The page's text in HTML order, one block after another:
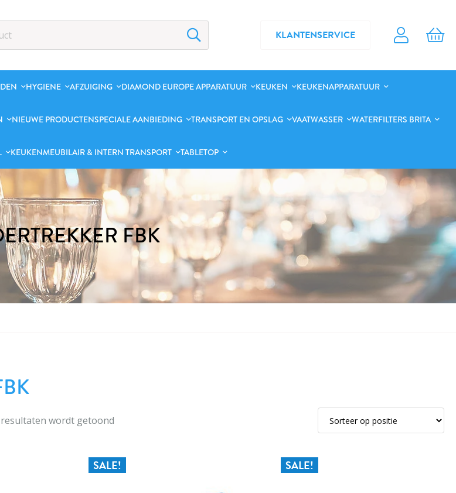
KLANTENSERVICE
HYGIENE AFZUIGING DIAMOND EUROPE APPARATUUR KEUKEN KEUKENAPPARATUUR
NIEUWE PRODUCTENSPECIALE AANBIEDING TRANSPORT EN OPSLAG VAATWASSER WATERFILTERS BRITA
KEUKENMEUBILAIR & INTERN TRANSPORT TABLETOP
FBK
resultaten wordt getoond
SALE! SALE!